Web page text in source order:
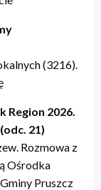
(3216).
Region 2026.
21)
Rozmowa z
Ośrodka
Pruszcz